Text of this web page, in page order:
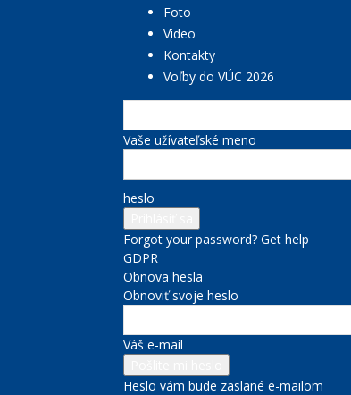
Foto
Video
Kontakty
Voľby do VÚC 2026
Vaše užívateľské meno
heslo
Forgot your password? Get help
GDPR
Obnova hesla
Obnoviť svoje heslo
Váš e-mail
Heslo vám bude zaslané e-mailom